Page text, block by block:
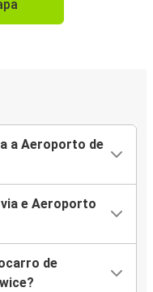
a Aeroporto de
e Aeroporto
de